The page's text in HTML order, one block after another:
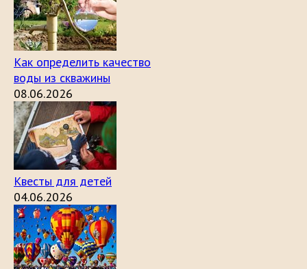
Как определить качество
воды из скважины
08.06.2026
Квесты для детей
04.06.2026